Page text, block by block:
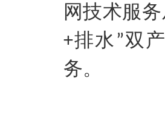
网技术服
+排水”双
务。